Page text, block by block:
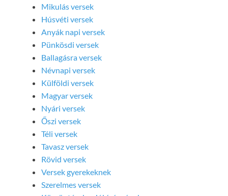
Mikulás versek
Húsvéti versek
Anyák napi versek
Pünkösdi versek
Ballagásra versek
Névnapi versek
Külföldi versek
Magyar versek
Nyári versek
Őszi versek
Téli versek
Tavasz versek
Rövid versek
Versek gyerekeknek
Szerelmes versek